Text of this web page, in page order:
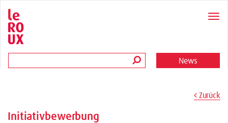
News
Zurück
Initiativbewerbung